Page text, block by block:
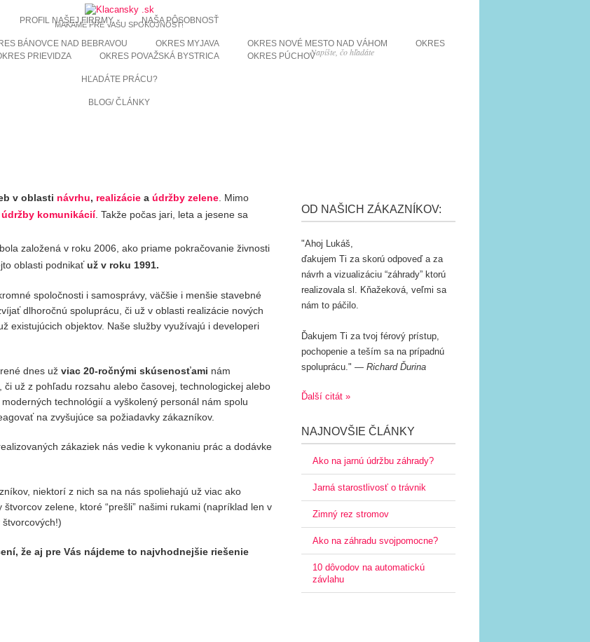
MAKÁME PRE VAŠU SPOKOJNOSŤ!
PROFIL NAŠEJ FIRRMY NAŠA PÔSOBNOSŤ
BÁNOVCE NAD BEBRAVOU OKRES MYJAVA OKRES NOVÉ MESTO NAD VÁHOM
OKRES
PRIEVIDZA OKRES POVAŽSKÁ BYSTRICA OKRES PÚCHOV
HĽADÁTE PRÁCU?
BLOG/ ČLÁNKY
v oblasti návrhu, realizácie a údržby zelene . Mimo
komunikácií. Takže počas jari, leta a jesene sa
založená v roku 2006, ako priame pokračovanie živnosti
oblasti podnikaťuž v roku 1991.
spoločnosti i samosprávy, väčšie i menšie stavebné
dlhoročnú spoluprácu, či už v oblasti realizácie nových
existujúcich objektov. Naše služby využívajú i developeri
dnes už viac 20-ročnými skúsenosťami nám
už z pohľadu rozsahu alebo časovej, technologickej alebo
technológií a vyškolený personál nám spolu
na zvyšujúce sa požiadavky zákazníkov.
zákaziek nás vedie k vykonaniu prác a dodávke
niektorí z nich sa na nás spoliehajú už viac ako
zelene, ktoré “prešli” našimi rukami (napríklad len v
že aj pre Vás nájdeme to najvhodnejšie riešenie
OD NAŠICH ZÁKAZNÍKOV:
Ahoj Lukáš,
ďakujem Ti za skorú odpoveď a za
návrh a vizualizáciu “záhrady” ktorú
realizovala sl. Kňažeková, veľmi sa
nám to páčilo.
Ďakujem Ti za tvoj férový prístup,
pochopenie a teším sa na prípadnú
spoluprácu.
— Richard Ďurina
Ďalší citát »
NAJNOVŠIE ČLÁNKY
Ako na jarnú údržbu záhrady?
Jarná starostlivosť o trávnik
Zimný rez stromov
Ako na záhradu svojpomocne?
10 dôvodov na automatickú
závlahu